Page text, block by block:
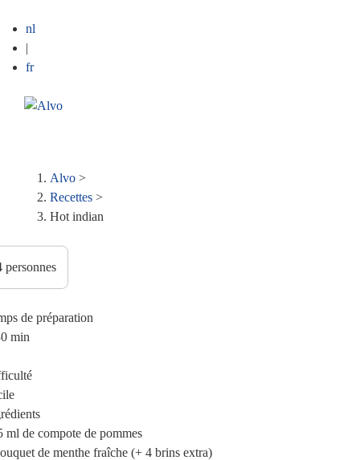
nl
|
fr
Fil
d'Ariane
Alvo >
Recettes >
Hot indian
de préparation
min
ml de compote de pommes
de menthe fraîche (+ 4 brins extra)